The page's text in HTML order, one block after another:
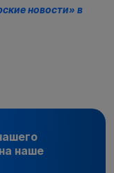
новости» в
наше